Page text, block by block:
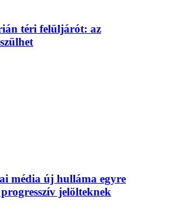
téri felüljárót: az
média új hulláma egyre
jelölteknek